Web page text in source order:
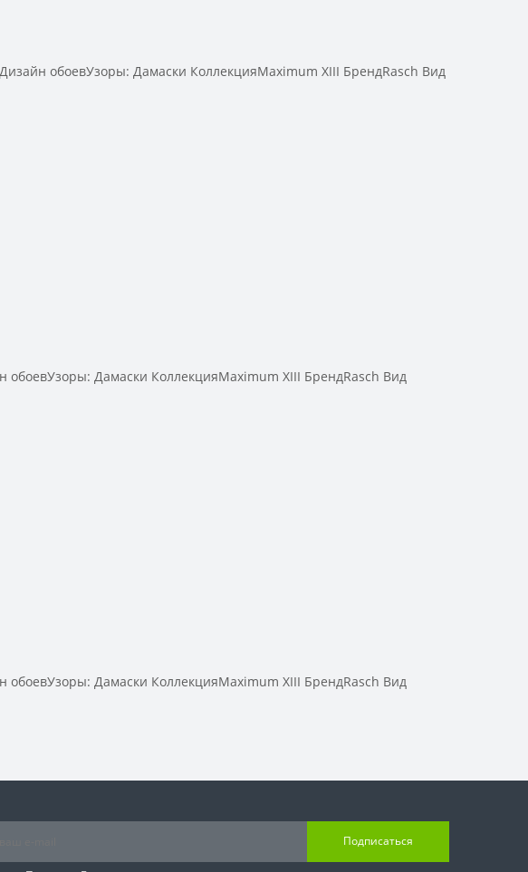
обоевУзоры: Дамаски КоллекцияMaximum XIII БрендRasch Вид
Дамаски КоллекцияMaximum XIII БрендRasch Вид
Дамаски КоллекцияMaximum XIII БрендRasch Вид
Подписаться